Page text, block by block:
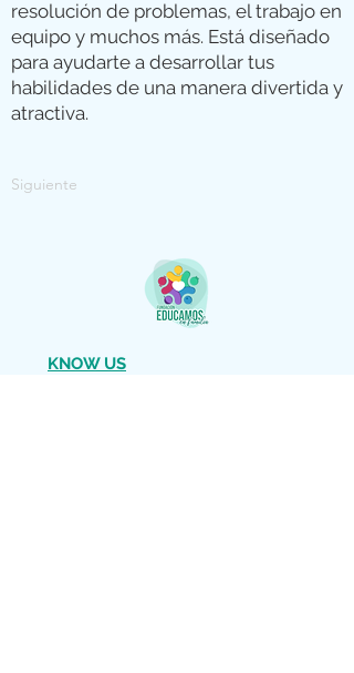
resolución de problemas, el trabajo en
equipo y muchos más. Está diseñado
para ayudarte a desarrollar tus
habilidades de una manera divertida y
atractiva.
Siguiente
KNOW US